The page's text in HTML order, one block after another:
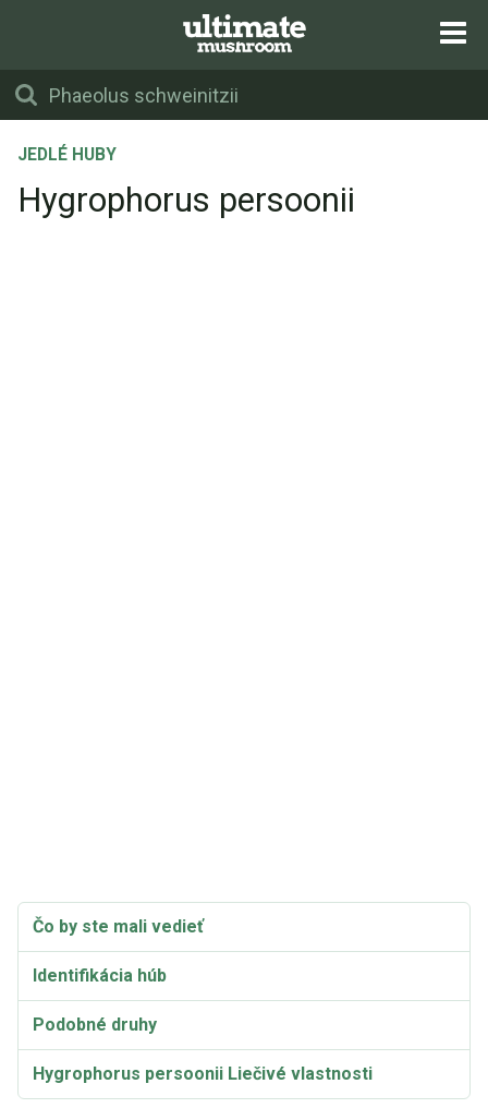
JEDLÉ HUBY
Hygrophorus persoonii
Čo by ste mali vedieť
Identifikácia húb
Podobné druhy
Hygrophorus persoonii Liečivé vlastnosti